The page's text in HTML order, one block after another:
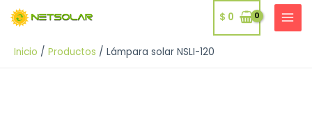
contenido
$ 0
MAIN
Inicio Productos Lámpara solar NSLI-120